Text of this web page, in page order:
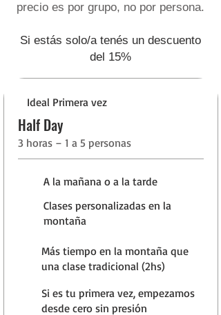
precio es por grupo, no por persona.
Si estás solo/a tenés un descuento
del 15%
Ideal Primera vez
Half Day
3 horas – 1 a 5 personas
A la mañana o a la tarde
Clases personalizadas en la
montaña
Más tiempo en la montaña que
una clase tradicional (2hs)
Si es tu primera vez, empezamos
desde cero sin presión